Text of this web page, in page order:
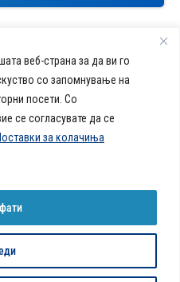
веб-страна за да ви го
со запомнување на
посети. Со
се согласувате да се
за колачиња
Of Health -
ќе ви ги одговори
за вашето
и ќе ви даде совети
за колачиња на веб-страница